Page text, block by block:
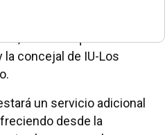
concejal de IU-Los
un servicio adicional
desde la